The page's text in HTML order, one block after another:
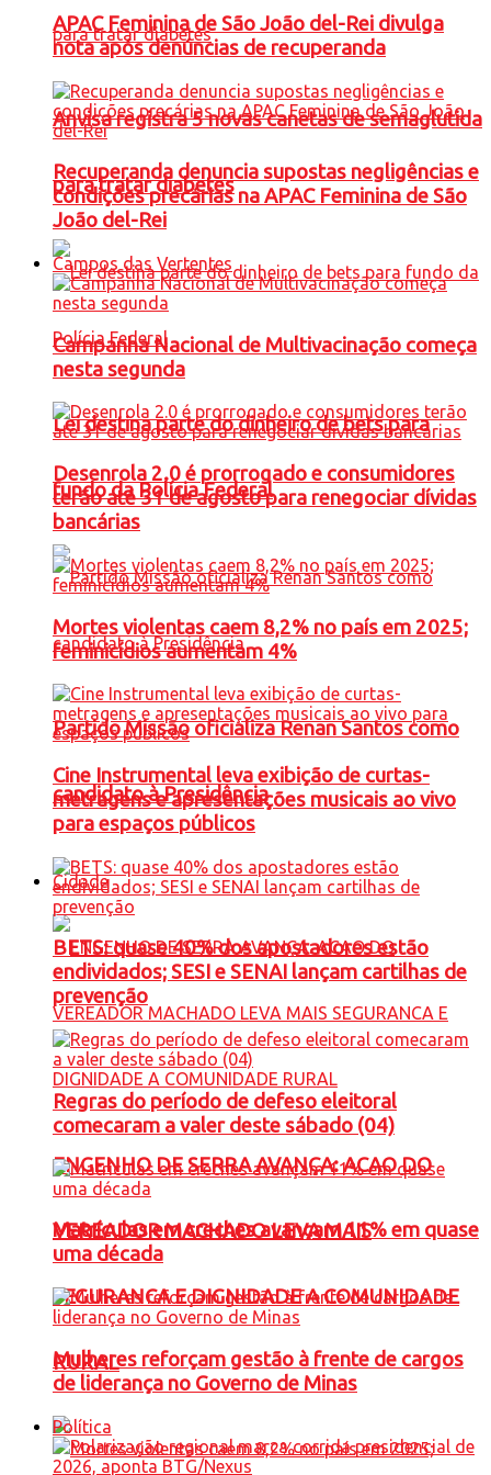
Anvisa registra 5 novas canetas de semaglutida
para tratar diabetes
Lei destina parte do dinheiro de bets para
fundo da Polícia Federal
Partido Missão oficializa Renan Santos como
candidato à Presidência
Cidade
ENGENHO DE SERRA AVANÇA: ACAO DO
VEREADOR MACHADO LEVA MAIS
SEGURANCA E DIGNIDADE A COMUNIDADE
RURAL
APAC Feminina de São João del-Rei divulga
nota após denúncias de recuperanda
Recuperanda denuncia supostas negligências e
condições precárias na APAC Feminina de São
João del-Rei
Campos das Vertentes
Campanha Nacional de Multivacinação começa
nesta segunda
Desenrola 2.0 é prorrogado e consumidores
terão até 31 de agosto para renegociar dívidas
bancárias
Mortes violentas caem 8,2% no país em 2025;
feminicídios aumentam 4%
Cine Instrumental leva exibição de curtas-
metragens e apresentações musicais ao vivo
para espaços públicos
BETS: quase 40% dos apostadores estão
endividados; SESI e SENAI lançam cartilhas de
prevenção
Regras do período de defeso eleitoral
comecaram a valer deste sábado (04)
Matrículas em creches avançam 11% em quase
uma década
Mulheres reforçam gestão à frente de cargos
de liderança no Governo de Minas
Política